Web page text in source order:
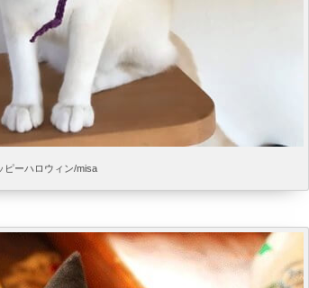
ピーハロウィン/misa